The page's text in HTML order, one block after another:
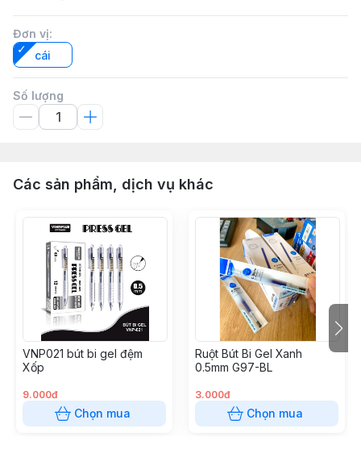
Đơn vị:
cái
Số lượng
Các sản phẩm, dịch vụ khác
VNP021 bút bi gel đệm
Xốp
9.000đ
Chọn mua
Ruột Bút Bi Gel Xanh
0.5mm G97-BL
3.000đ
Chọn mua